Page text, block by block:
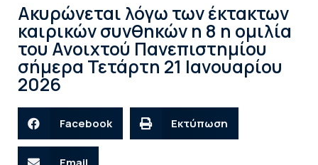
Ακυρώνεται λόγω των έκτακτων
καιρικών συνθηκών η 8 η ομιλία
του Ανοιχτού Πανεπιστημίου
σήμερα Τετάρτη 21 Ιανουαρίου
2026
Facebook Εκτύπωση